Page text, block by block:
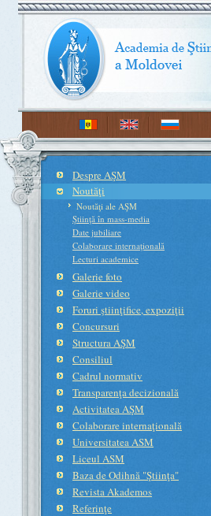
Despre AŞM
Noutăţi
Noutăţi ale AŞM
Ştiinţă în mass-media
Date jubiliare
Colaborare internaţională
Lecturi academice
Galerie foto
Galerie video
Foruri ştiinţifice, expoziţii
Concursuri
Structura AŞM
Consiliul
Cadrul normativ
Transparenţa decizională
Activitatea AŞM
Colaborare internaţională
Universitatea ASM
Liceul ASM
Baza de Odihnă "Ştiinţa"
Revista Akademos
Referinţe